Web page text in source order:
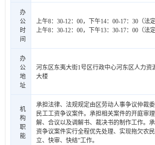
办
公
时
间
上午8：30-12：00，下午14：00-17：30（法
上午8：30-12：00，下午13：30-17：00（法
办
公
地
址
河东区东夷大街1号区行政中心河东区人力资
大楼
机
构
职
能
承担法律、法规规定由区劳动人事争议仲裁
民工工资争议案件。承担相关案件的开庭审
解、合议以及调解书、裁决书的制作工作。
资争议案件实行全程优先处理、实现拖欠农
立、快审、快结”工作。